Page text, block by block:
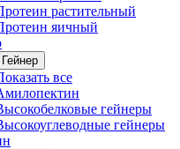
растительный
яичный
Гейнер
все
гейнеры
гейнеры